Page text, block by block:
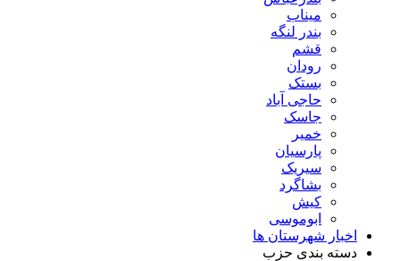
میناب
بندر لنگه
قشم
رودان
بستک
حاجی آباد
جاسک
خمیر
پارسیان
سیریک
بشاگرد
کیش
ابوموسی
اخبار شهرستان ها
دسته بندی حزب